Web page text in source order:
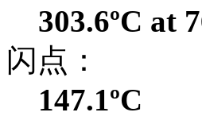
303.6ºC at
闪点：
147.1ºC